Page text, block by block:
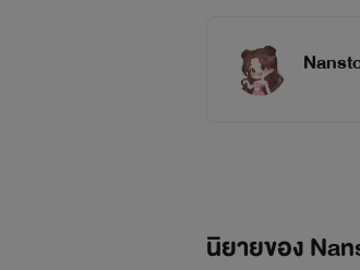
นิยายของ